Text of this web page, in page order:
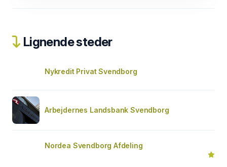
Lignende steder
Nykredit Privat Svendborg
Arbejdernes Landsbank Svendborg
Nordea Svendborg Afdeling